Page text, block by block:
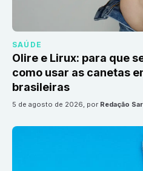
SAÚDE
Olire e Lirux: para que
como usar as canetas
brasileiras
5 de agosto de 2026, por Redação